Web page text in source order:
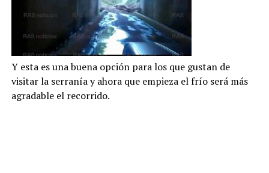
Y esta es una buena opción para los que gustan de
visitar la serranía y ahora que empieza el frío será más
agradable el recorrido.